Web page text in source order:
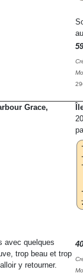
Grace,
avec quelques
trop beau et trop
y retourner.